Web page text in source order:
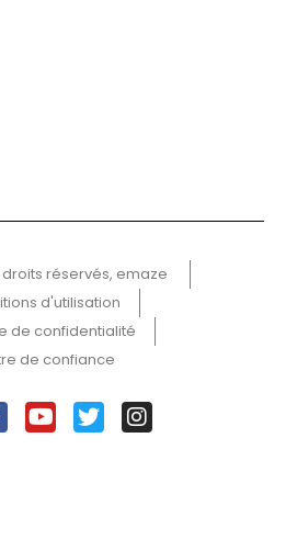
réservés, emaze
d'utilisation
de confidentialité
de confiance